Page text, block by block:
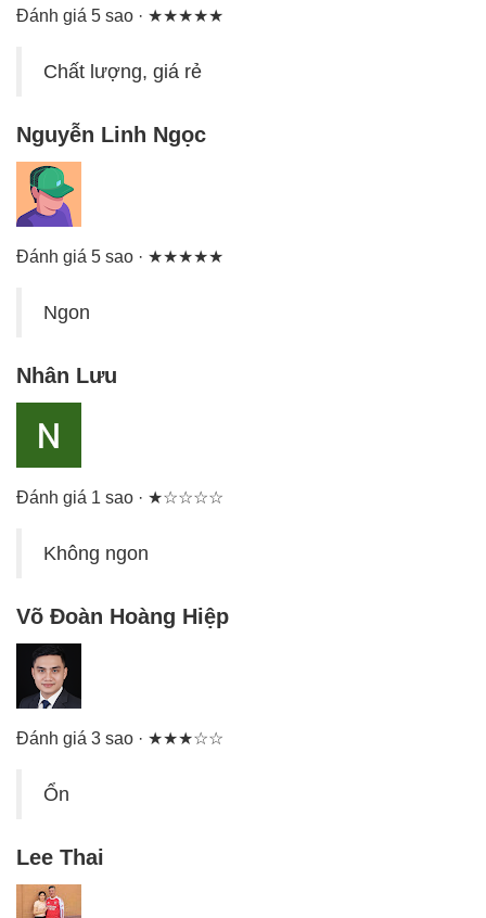
Đánh giá 5 sao · ★★★★★
Chất lượng, giá rẻ
Nguyễn Linh Ngọc
Đánh giá 5 sao · ★★★★★
Ngon
Nhân Lưu
Đánh giá 1 sao · ★☆☆☆☆
Không ngon
Võ Đoàn Hoàng Hiệp
Đánh giá 3 sao · ★★★☆☆
Ổn
Lee Thai